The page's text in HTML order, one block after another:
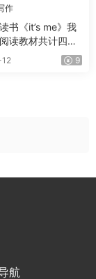
作
书《it’s me》我
读教材共计四
趣，含金量极
9
航